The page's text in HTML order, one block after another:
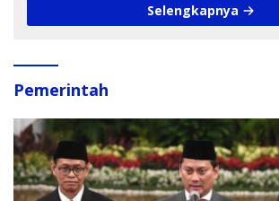
Selengkapnya
Pemerintah